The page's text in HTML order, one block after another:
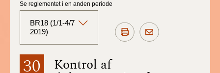
30 Kontrol af
Se reglementet i en anden periode
BR18 (1/1-4/7
2019)
BR18 (Aktuelt)